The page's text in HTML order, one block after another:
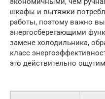
шкафы и вытяжки
работы, поэтому важно
энергосберегающими
замене холодильника,
класс
это действительно